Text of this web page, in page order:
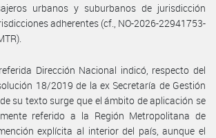
urbanos y suburbanos de jurisdicción
adherentes (cf., NO-2026-22941753-
Dirección Nacional indicó, respecto del
18/2019 de la ex Secretaría de Gestión
su texto surge que el ámbito de aplicación se
referido a la Región Metropolitana de
explícita al interior del país, aunque el